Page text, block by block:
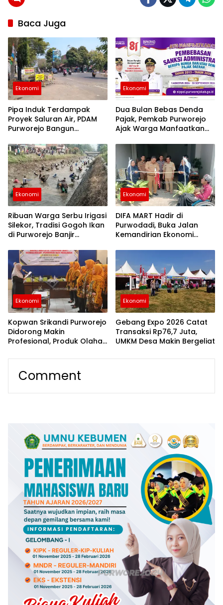
jam
berita
purworejo
berita
purworejo
hari ini
Berita
Purworejo
Terkini
berita
terkini
purworejo
Baca Juga
Ekonomi
Pipa Induk Terdampak
Proyek Saluran Air, PDAM
Purworejo Bangun
Eks Pasar Suronegaran
Ekonomi
Dua Bulan Bebas Denda
Pajak, Pemkab Purworejo
Ajak Warga Manfaatkan
September
Ekonomi
Ribuan Warga Serbu Irigasi
Silekor, Tradisi Gogoh Ikan
di Purworejo Banjir
Ekonomi
DIFA MART Hadir di
Purwodadi, Buka Jalan
Kemandirian Ekonomi
Ekonomi
Kopwan Srikandi Purworejo
Didorong Makin
Profesional, Produk Olahan
Internasional
Ekonomi
Gebang Expo 2026 Catat
Transaksi Rp76,7 Juta,
UMKM Desa Makin Bergeliat
Comment